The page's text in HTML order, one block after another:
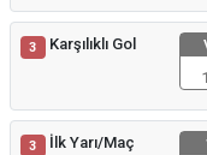
3 Karşılıklı Gol
3
İlk Yarı/Maç